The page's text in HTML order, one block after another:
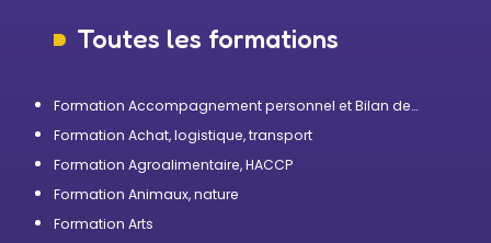
Toutes les formations
Formation Accompagnement personnel et Bilan de
Formation Achat, logistique, transport
Formation Agroalimentaire, HACCP
Formation Animaux, nature
Formation Arts